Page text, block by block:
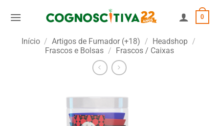
0
Início / Artigos de Fumador (+18) / Headshop /
Frascos e Bolsas / Frascos / Caixas